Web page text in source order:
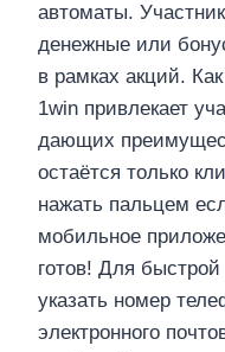
автоматы.
денежные или
в рамках акций.
1win привлекает
дающих
остаётся только
нажать пальцем
мобильное
готов! Для
указать номер
электронного